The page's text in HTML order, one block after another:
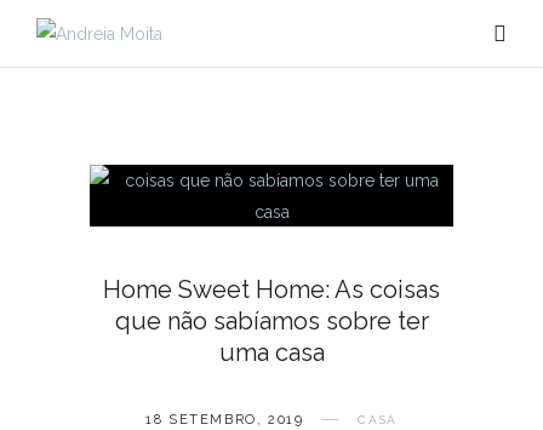
Home Sweet Home: As coisas
que não sabíamos sobre ter
uma casa
18 SETEMBRO, 2019 CASA